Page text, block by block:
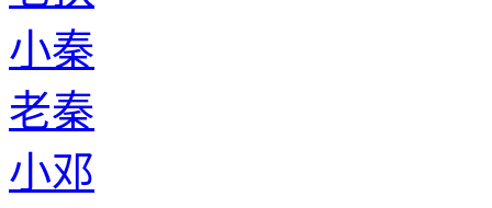
小秦
老秦
小邓